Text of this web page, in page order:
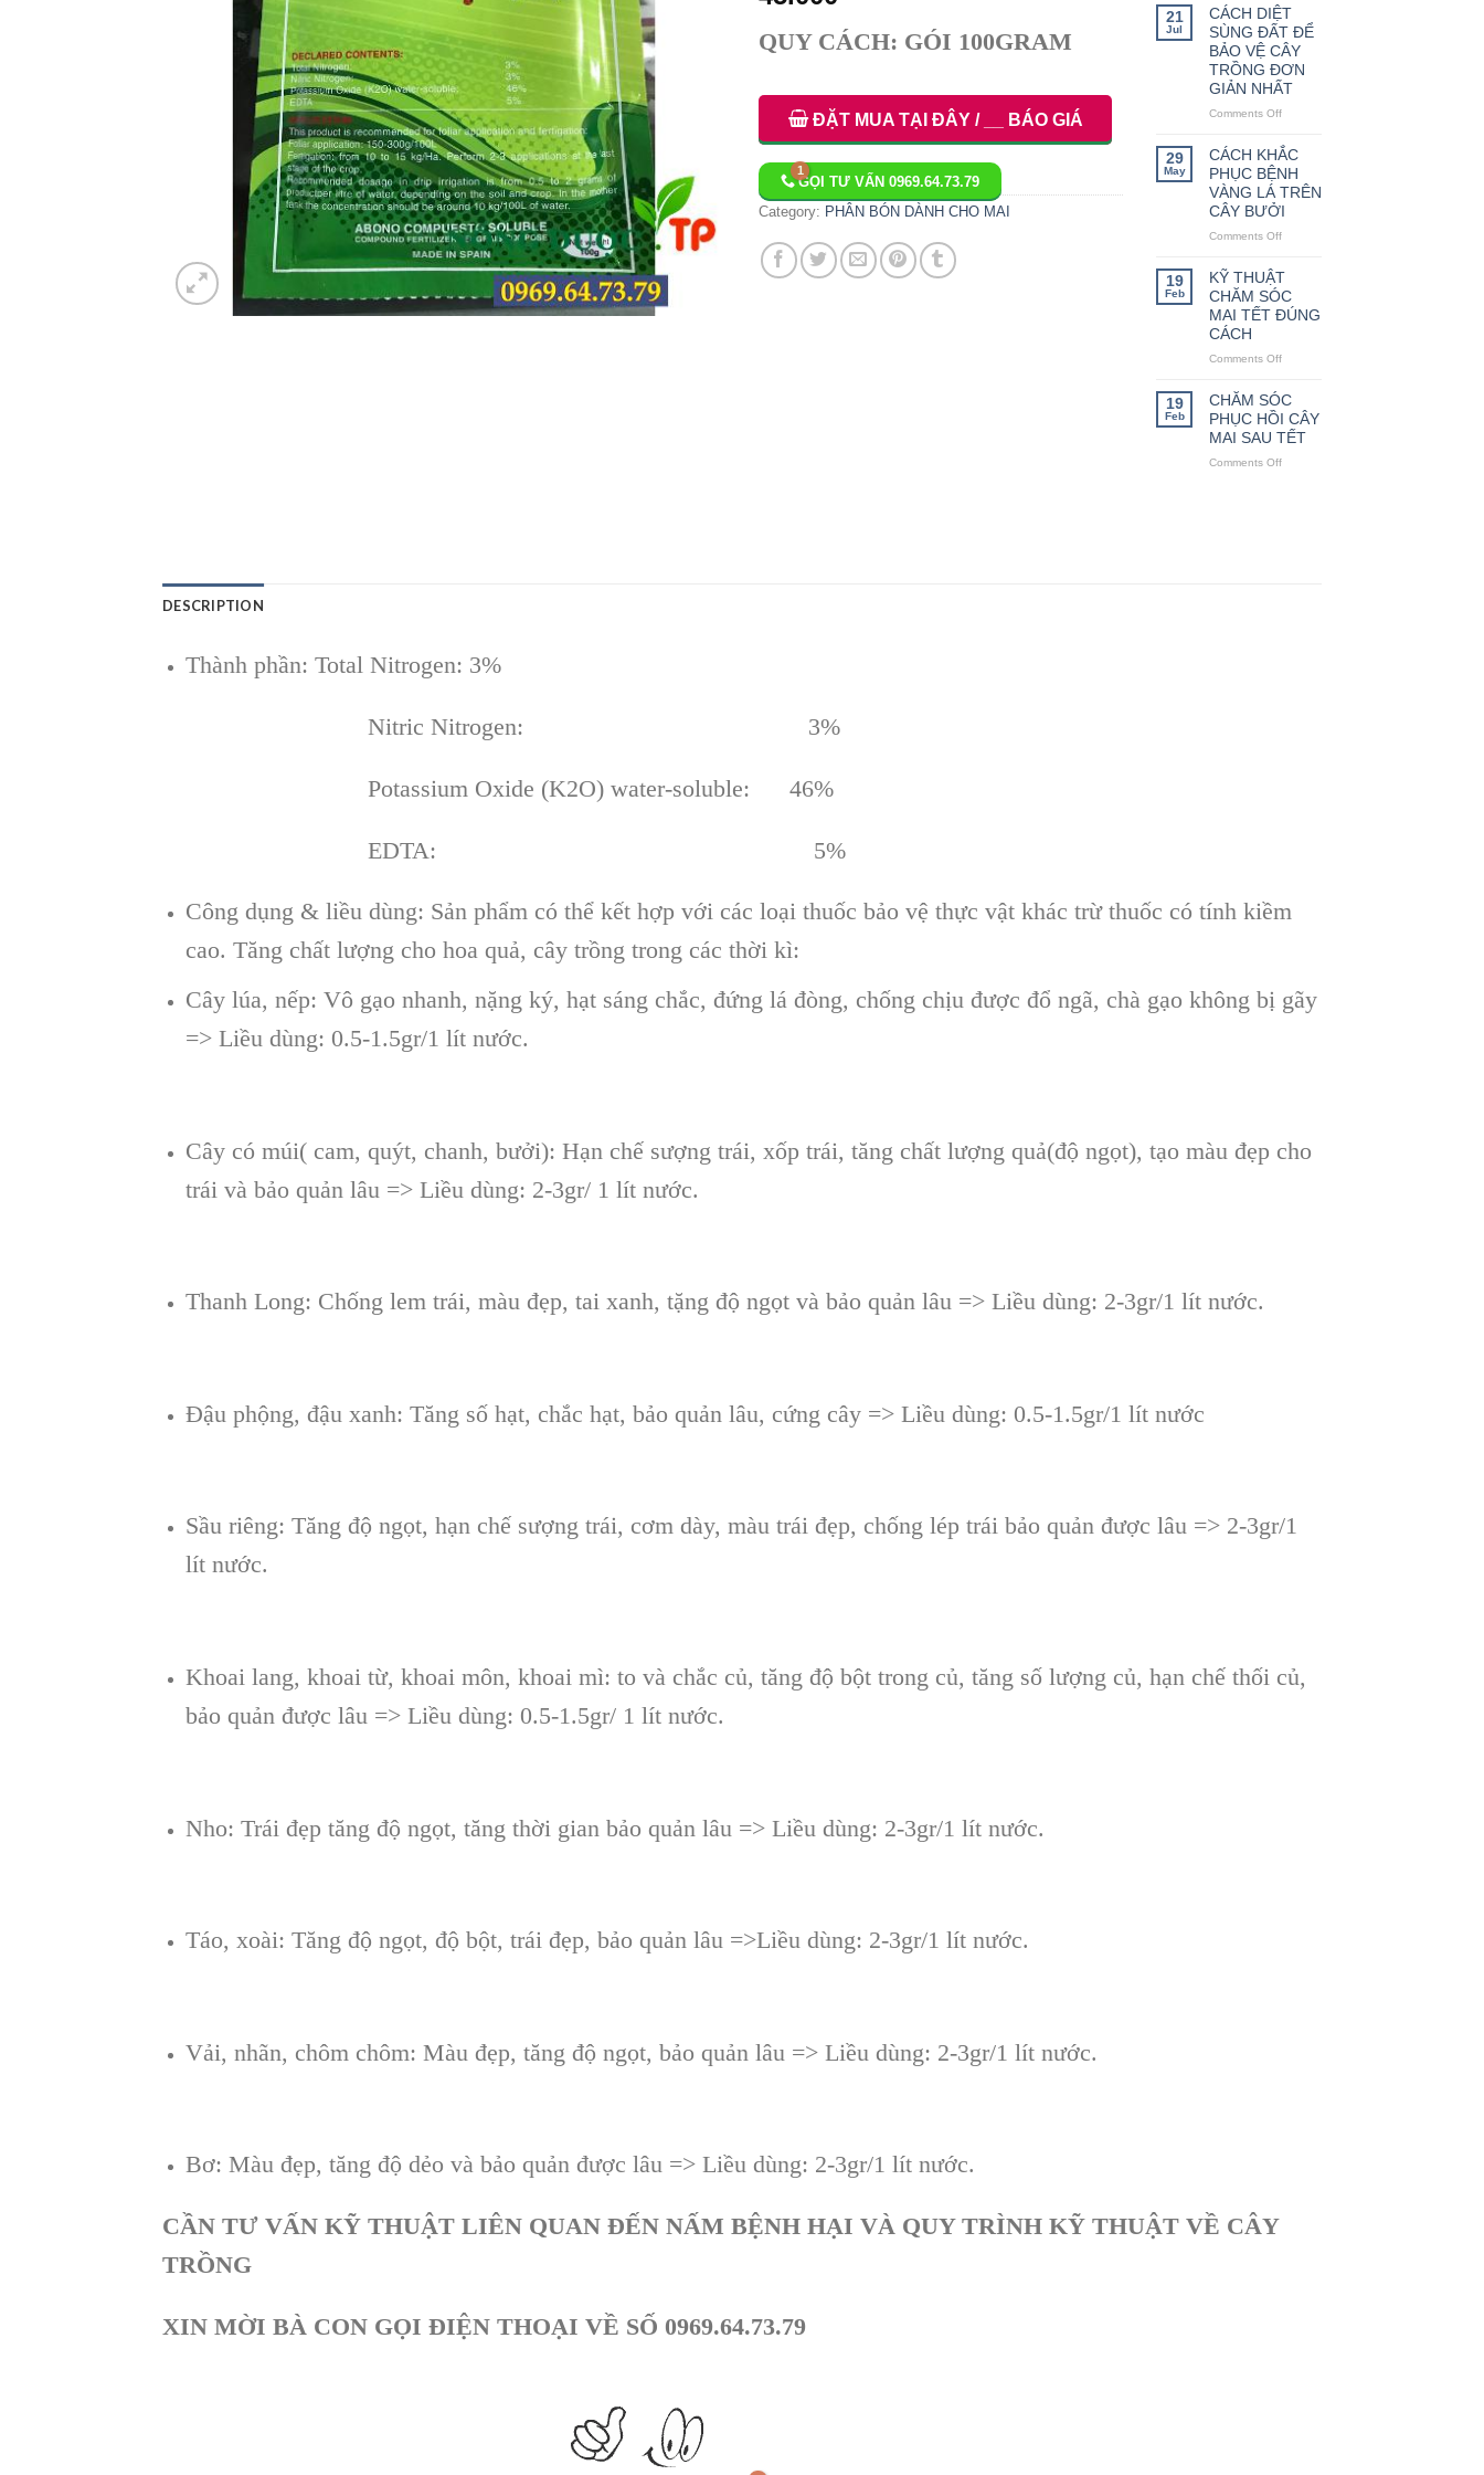
QUY CÁCH: GÓI 100GRAM
ĐẶT MUA TẠI ĐÂY / __ BÁO GIÁ
GỌI TƯ VẤN 0969.64.73.79
Category: PHÂN BÓN DÀNH CHO MAI
THỨC
LÀM
HOA
TRÁI
VỤ
CHO
21
Jul
CÁCH DIỆT
SÙNG ĐẤT ĐỂ
BẢO VỆ CÂY
TRỒNG ĐƠN
GIẢN NHẤT
Comments Off
DIỆT
SÙNG
ĐẤT
ĐỂ
BẢO
TRỒNG
ĐƠN
GIẢN
29
May
CÁCH KHẮC
PHỤC BỆNH
VÀNG LÁ TRÊN
CÂY BƯỞI
Comments Off
KHẮC
PHỤC
BỆNH
VÀNG
BƯỞI
19
Feb
KỸ THUẬT
CHĂM SÓC
MAI TẾT ĐÚNG
CÁCH
Comments Off
THUẬT
CHĂM
SÓC
MAI
19
Feb
CHĂM SÓC
PHỤC HỒI CÂY
MAI SAU TẾT
Comments Off
DESCRIPTION
Thành phần: Total Nitrogen: 3%
Nitric Nitrogen: 3%
Potassium Oxide (K2O) water-soluble: 46%
EDTA: 5%
Công dụng & liều dùng: Sản phẩm có thể kết hợp với các loại thuốc bảo vệ thực vật khác trừ thuốc có tính kiềm
cao. Tăng chất lượng cho hoa quả, cây trồng trong các thời kì:
Cây lúa, nếp: Vô gạo nhanh, nặng ký, hạt sáng chắc, đứng lá đòng, chống chịu được đổ ngã, chà gạo không bị gãy
=> Liều dùng: 0.5-1.5gr/1 lít nước.
Cây có múi( cam, quýt, chanh, bưởi): Hạn chế sượng trái, xốp trái, tăng chất lượng quả(độ ngọt), tạo màu đẹp cho
trái và bảo quản lâu => Liều dùng: 2-3gr/ 1 lít nước.
Thanh Long: Chống lem trái, màu đẹp, tai xanh, tặng độ ngọt và bảo quản lâu => Liều dùng: 2-3gr/1 lít nước.
Đậu phộng, đậu xanh: Tăng số hạt, chắc hạt, bảo quản lâu, cứng cây => Liều dùng: 0.5-1.5gr/1 lít nước
Sầu riêng: Tăng độ ngọt, hạn chế sượng trái, cơm dày, màu trái đẹp, chống lép trái bảo quản được lâu => 2-3gr/1
lít nước.
Khoai lang, khoai từ, khoai môn, khoai mì: to và chắc củ, tăng độ bột trong củ, tăng số lượng củ, hạn chế thối củ,
bảo quản được lâu => Liều dùng: 0.5-1.5gr/ 1 lít nước.
Nho: Trái đẹp tăng độ ngọt, tăng thời gian bảo quản lâu => Liều dùng: 2-3gr/1 lít nước.
Táo, xoài: Tăng độ ngọt, độ bột, trái đẹp, bảo quản lâu =>Liều dùng: 2-3gr/1 lít nước.
Vải, nhãn, chôm chôm: Màu đẹp, tăng độ ngọt, bảo quản lâu => Liều dùng: 2-3gr/1 lít nước.
Bơ: Màu đẹp, tăng độ dẻo và bảo quản được lâu => Liều dùng: 2-3gr/1 lít nước.
CẦN TƯ VẤN KỸ THUẬT LIÊN QUAN ĐẾN NẤM BỆNH HẠI VÀ QUY TRÌNH KỸ THUẬT VỀ CÂY
TRỒNG
XIN MỜI BÀ CON GỌI ĐIỆN THOẠI VỀ SỐ 0969.64.73.79